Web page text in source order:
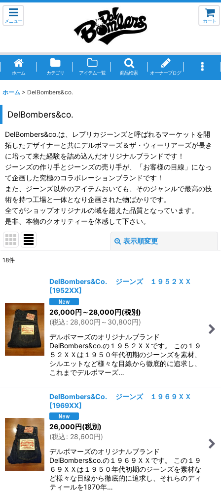
メニュー カート
ホーム カテゴリ アイテム一覧 商品検索 オーナーブログ
ホーム > DelBombers&co.
DelBombers&co.
DelBombers&co.は、レプリカジーンズと呼ばれるマーケットを開
拓したデザイナーと共にデルボマーズ＆ザ・ウィーリアーズが長き
に培って来た経験を詰め込んだオリジナルブランドです！
ジーンズの作り手とジーンズの売り手が、「お客様の目線」になっ
て企画した究極のコラボレーションブランドです！
また、ジーンズ以外のアイテムおいても、そのジャンルで最高の技
術を持つ工場と一体となり企画された物ばかりです。
全てがショップオリジナルの域を超えた品質となっています。
是非、本物のクオリティーを体感して下さい。
表示順変更
並び順:
絞り込む
18件
DelBombers&Co. ジーンズ １９５２ＸＸ
[1952XX]
26,000円 ～28,000円(税別)
(税込: 28,600円 ～30,800円)
デルボマーズのオリジナルブランド
DelBombers&co.の１９５２ＸＸです。 この１９
５２ＸＸは１９５０年代初期のジーンズを素材、
シルエットなど様々な目線から徹底的に追求し、
これまでデルボマーズ…
DelBombers&Co. ジーンズ １９６９ＸＸ
[1969XX]
26,000円(税別)
(税込: 28,600円)
デルボマーズのオリジナルブランド
DelBombers&co.の１９６９ＸＸです。 この１９
６９ＸＸは１９５０年代初期のジーンズを素材な
ど様々な目線から徹底的に追求し、それらのディ
ティールを1970年…